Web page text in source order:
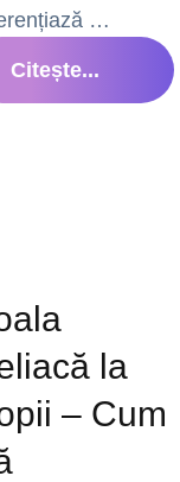
…
Citește...
la
– Cum